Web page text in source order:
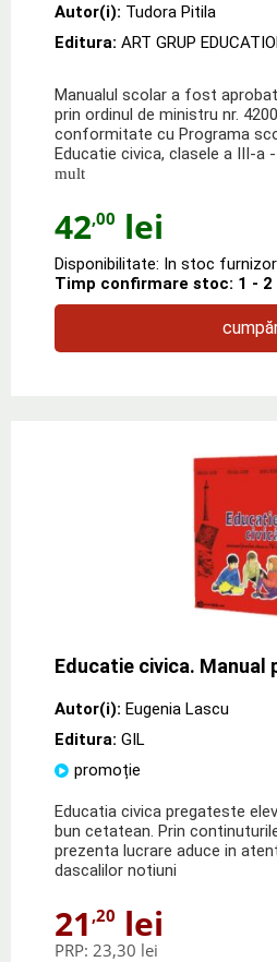
Autor(i): Tudora Pitila
Editura: ART GRUP
Manualul scolar a fost
prin ordinul de ministru nr.
conformitate cu Programa
Educatie civica, clasele a III-a
mult
42,00 lei
Disponibilitate: In stoc furnizor
Timp confirmare stoc: 1 -
Educatie civica. Manual
Autor(i): Eugenia Lascu
Editura: GIL
promoție
Educatia civica pregateste
bun cetatean. Prin
prezenta lucrare aduce in
dascalilor notiuni
21 ,20 lei
PRP: 23,30 lei